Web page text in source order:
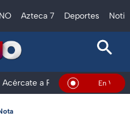
Azteca 7 Deportes
Acércate a Rocío Al Extremo
En Vivo